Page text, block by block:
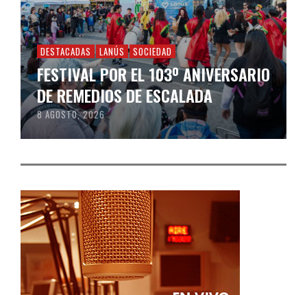
DESTACADAS LANÚS SOCIEDAD
FESTIVAL POR EL 103º ANIVERSARIO
DE REMEDIOS DE ESCALADA
8 AGOSTO, 2026